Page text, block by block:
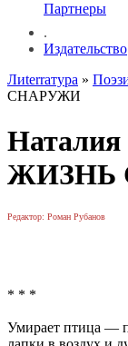
Партнеры
.
Издательство
Лиterraтура »
СНАРУЖИ
Наталия
ЖИЗНЬ
Редактор: Роман Рубанов
* * *
Умирает птица —